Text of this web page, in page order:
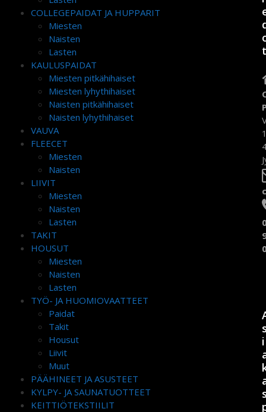
COLLEGEPAIDAT JA HUPPARIT
Miesten
Naisten
Lasten
KAULUSPAIDAT
Miesten pitkähihaiset
Miesten lyhythihaiset
Naisten pitkähihaiset
Naisten lyhythihaiset
VAUVA
FLEECET
Miesten
Naisten
LIIVIT
Miesten
Naisten
Lasten
TAKIT
HOUSUT
Miesten
Naisten
Lasten
TYÖ- JA HUOMIOVAATTEET
Paidat
Takit
Housut
Liivit
Muut
PÄÄHINEET JA ASUSTEET
KYLPY- JA SAUNATUOTTEET
KEITTIÖTEKSTIILIT
t
i